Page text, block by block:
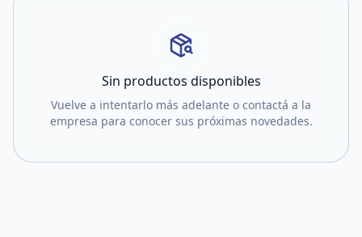
Sin productos disponibles
Vuelve a intentarlo más adelante o contactá a la
empresa para conocer sus próximas novedades.